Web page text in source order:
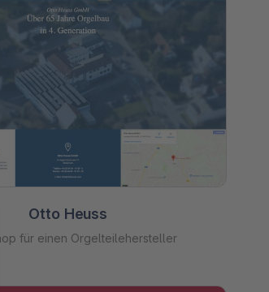
Otto Heuss
für einen Orgelteilehersteller